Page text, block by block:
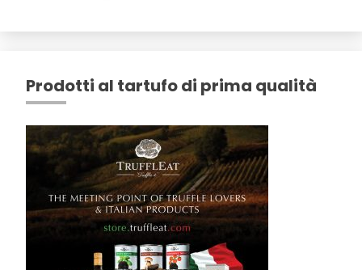
Prodotti al tartufo di prima qualità